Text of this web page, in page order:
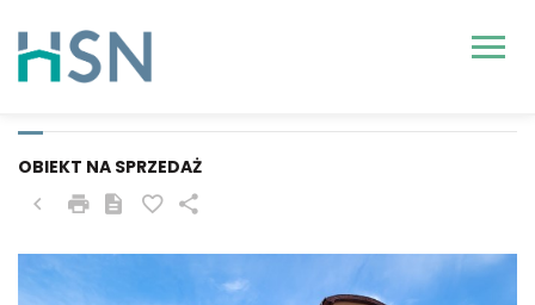
SZCZECIN, OSIEDLE
SŁONECZNE
OBIEKT NA SPRZEDAŻ